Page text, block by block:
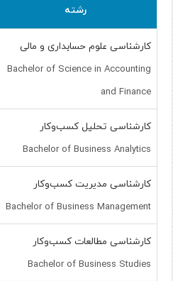
رشته
کارشناسی علوم حسابداری و مالی
Bachelor of Science in Accounting
and Finance
کارشناسی تحلیل کسب‌وکار
Bachelor of Business Analytics
کارشناسی مدیریت کسب‌وکار
Bachelor of Business Management
کارشناسی مطالعات کسب‌وکار
Bachelor of Business Studies